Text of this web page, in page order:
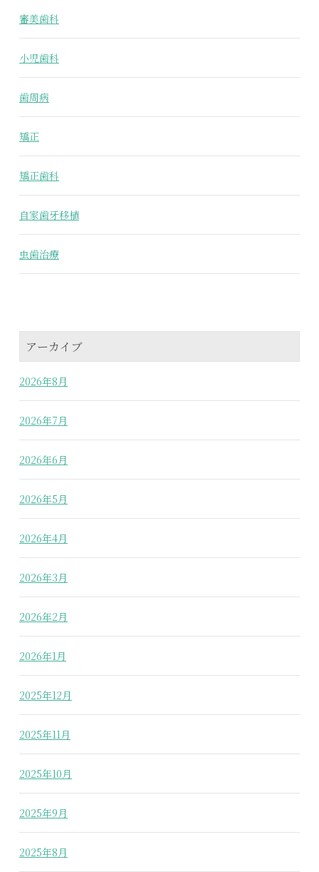
審美歯科
小児歯科
歯周病
矯正
矯正歯科
自家歯牙移植
虫歯治療
アーカイブ
2026年8月
2026年7月
2026年6月
2026年5月
2026年4月
2026年3月
2026年2月
2026年1月
2025年12月
2025年11月
2025年10月
2025年9月
2025年8月